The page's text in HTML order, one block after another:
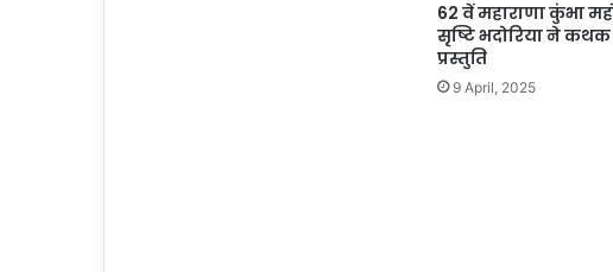
62 वें महाराणा कुंभा
सृष्टि भदोरिया ने कथक
प्रस्तुति
9 April, 2025